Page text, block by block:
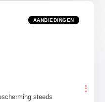
AANBIEDINGEN
steeds